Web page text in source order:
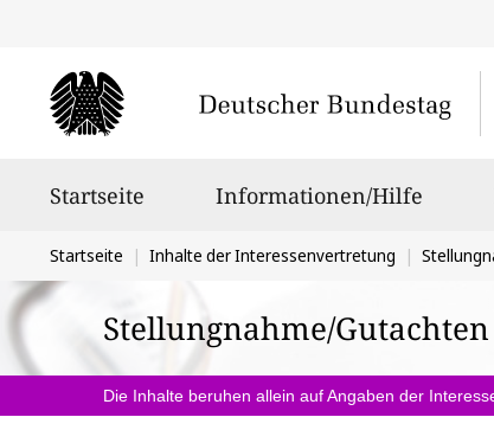
Startseite Informationen/Hilfe
Sie
befinden
sich
hier:
Startseite Inhalte der Interessenvertretung
Stellungnahme/Gutachten
Die Inhalte beruhen allein auf Angaben der